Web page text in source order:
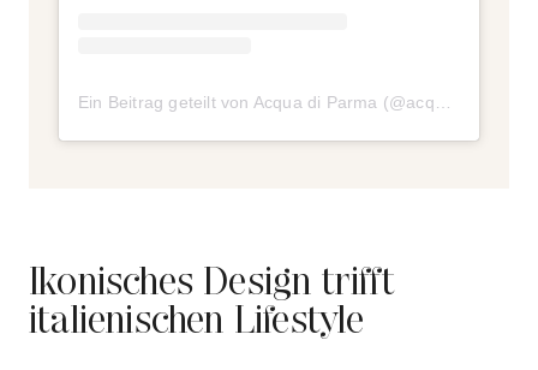
Ikonisches Design trifft
italienischen Lifestyle